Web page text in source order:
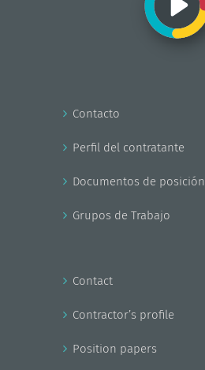
Contacto
Perfil del contratante
Documentos de posición
Grupos de Trabajo
Contact
Contractor’s profile
Position papers